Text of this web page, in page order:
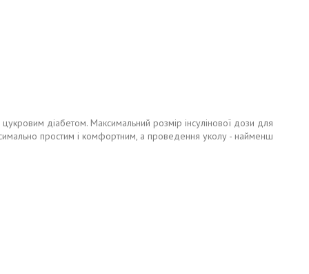
діабетом. Максимальний розмір інсулінової дози для
простим і комфортним, а проведення уколу - найменш